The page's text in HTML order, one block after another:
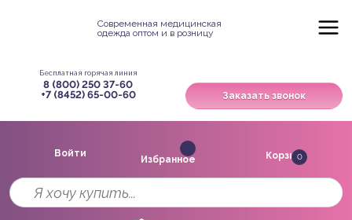
Современная медицинская
одежда оптом и в розницу
Бесплатная горячая линия
8 (800) 250 37-60
+7 (8452) 65-00-60
Заказать звонок
Войти
Избранное 0
Корзина